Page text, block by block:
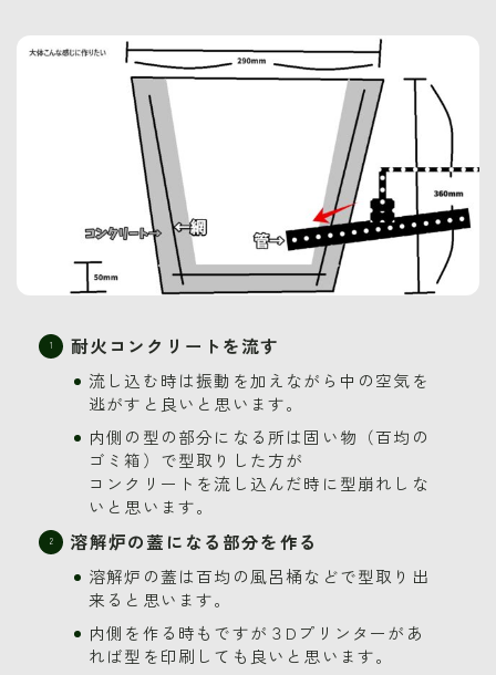
耐火コンクリートを流す
流し込む時は振動を加えながら中の空気を
逃がすと良いと思います。
内側の型の部分になる所は固い物（百均の
ゴミ箱）で型取りした方が
コンクリートを流し込んだ時に型崩れしな
いと思います。
溶解炉の蓋になる部分を作る
溶解炉の蓋は百均の風呂桶などで型取り出
来ると思います。
内側を作る時もですが３Dプリンターがあ
れば型を印刷しても良いと思います。